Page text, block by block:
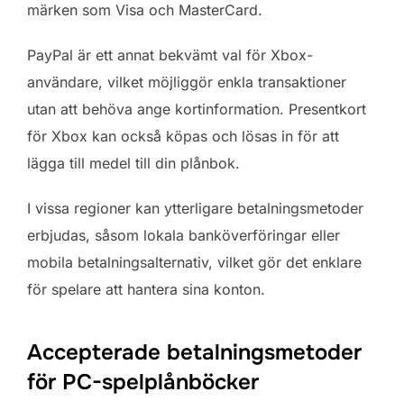
märken som Visa och MasterCard.
PayPal är ett annat bekvämt val för Xbox-
användare, vilket möjliggör enkla transaktioner
utan att behöva ange kortinformation. Presentkort
för Xbox kan också köpas och lösas in för att
lägga till medel till din plånbok.
I vissa regioner kan ytterligare betalningsmetoder
erbjudas, såsom lokala banköverföringar eller
mobila betalningsalternativ, vilket gör det enklare
för spelare att hantera sina konton.
Accepterade betalningsmetoder
för PC-spelplånböcker